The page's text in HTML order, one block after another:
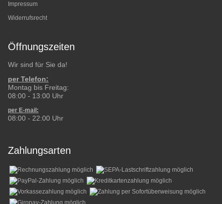
Impressum
Widerrufsrecht
Öffnungszeiten
Wir sind für Sie da!
per Telefon:
Montag bis Freitag:
08:00 - 13:00 Uhr
per E-mail:
08:00 - 22:00 Uhr
Zahlungsarten